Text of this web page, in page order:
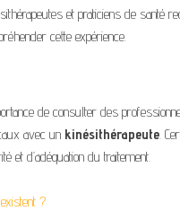
et praticiens de santé
cette expérience.
de consulter des
avec un kinésithérapeute .
et d’adéquation du traitement.
?